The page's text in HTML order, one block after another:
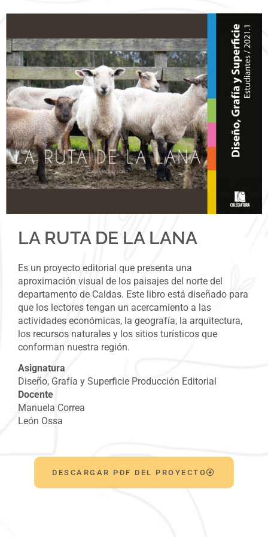
LA RUTA DE LA LANA
Es un proyecto editorial que presenta una
aproximación visual de los paisajes del norte del
departamento de Caldas. Este libro está diseñado para
que los lectores tengan un acercamiento a las
actividades económicas, la geografía, la arquitectura,
los recursos naturales y los sitios turísticos que
conforman nuestra región.
Asignatura
Diseño, Grafía y Superficie Producción Editorial
Docente
Manuela Correa
León Ossa
DESCARGAR PDF DEL PROYECTO